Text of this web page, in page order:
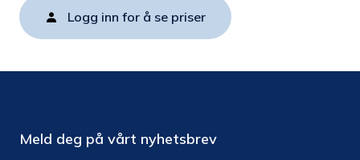
Logg inn for å se priser
Meld deg på vårt nyhetsbrev